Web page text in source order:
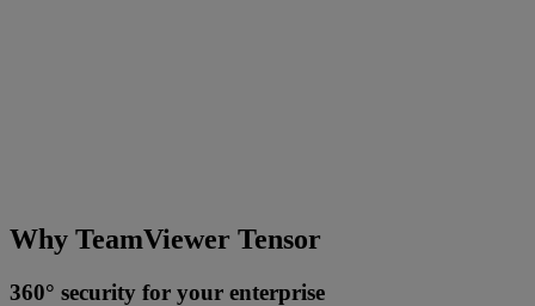
Why TeamViewer Tensor
360° security for your enterprise